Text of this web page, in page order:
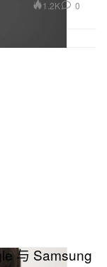
1.2K 0
与 Samsung